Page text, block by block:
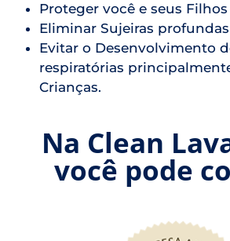
Proteger você e seus
Eliminar Sujeiras profundas
Evitar o Desenvolvimento
respiratórias
Crianças.
Na Clean
você pode